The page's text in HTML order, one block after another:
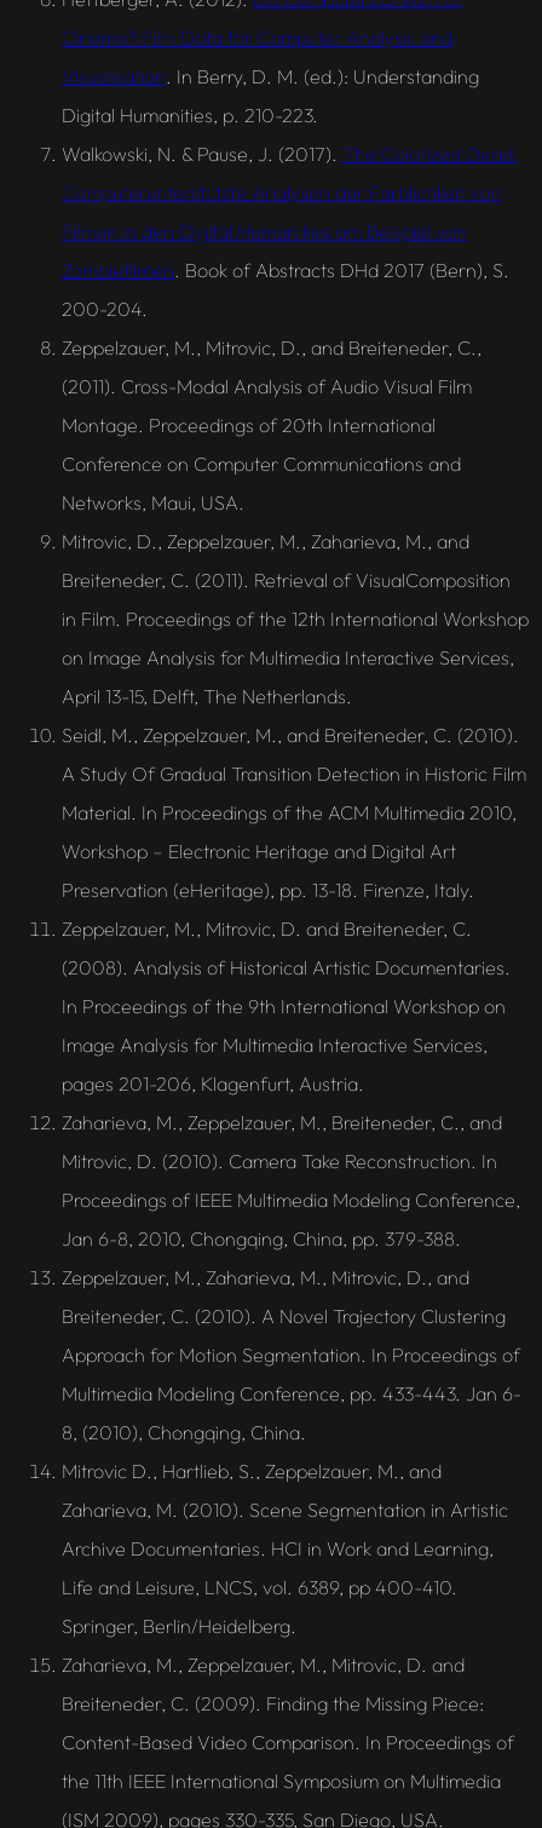
Cinema? Film Data for Computer Analysis and
Visualisation. In Berry, D. M. (ed.): Understanding
Digital Humanities, p. 210-223.
Walkowski, N. & Pause, J. (2017). The Colorized Dead:
Computerunterstützte Analysen der Farblichkeit von
Filmen in den Digital Humanities am Beispiel von
Zombiefilmen. Book of Abstracts DHd 2017 (Bern), S.
200-204.
Zeppelzauer, M., Mitrovic, D., and Breiteneder, C.,
(2011). Cross-Modal Analysis of Audio Visual Film
Montage. Proceedings of 20th International
Conference on Computer Communications and
Networks, Maui, USA.
Mitrovic, D., Zeppelzauer, M., Zaharieva, M., and
Breiteneder, C. (2011). Retrieval of VisualComposition
in Film. Proceedings of the 12th International Workshop
on Image Analysis for Multimedia Interactive Services,
April 13-15, Delft, The Netherlands.
Seidl, M., Zeppelzauer, M., and Breiteneder, C. (2010).
A Study Of Gradual Transition Detection in Historic Film
Material. In Proceedings of the ACM Multimedia 2010,
Workshop – Electronic Heritage and Digital Art
Preservation (eHeritage), pp. 13-18. Firenze, Italy.
Zeppelzauer, M., Mitrovic, D. and Breiteneder, C.
(2008). Analysis of Historical Artistic Documentaries.
In Proceedings of the 9th International Workshop on
Image Analysis for Multimedia Interactive Services,
pages 201-206, Klagenfurt, Austria.
Zaharieva, M., Zeppelzauer, M., Breiteneder, C., and
Mitrovic, D. (2010). Camera Take Reconstruction. In
Proceedings of IEEE Multimedia Modeling Conference,
Jan 6-8, 2010, Chongqing, China, pp. 379-388.
Zeppelzauer, M., Zaharieva, M., Mitrovic, D., and
Breiteneder, C. (2010). A Novel Trajectory Clustering
Approach for Motion Segmentation. In Proceedings of
Multimedia Modeling Conference, pp. 433-443. Jan 6-
8, (2010), Chongqing, China.
Mitrovic D., Hartlieb, S., Zeppelzauer, M., and
Zaharieva, M. (2010). Scene Segmentation in Artistic
Archive Documentaries. HCI in Work and Learning,
Life and Leisure, LNCS, vol. 6389, pp 400-410.
Springer, Berlin/Heidelberg.
Zaharieva, M., Zeppelzauer, M., Mitrovic, D. and
Breiteneder, C. (2009). Finding the Missing Piece:
Content-Based Video Comparison. In Proceedings of
the 11th IEEE International Symposium on Multimedia
(ISM 2009), pages 330-335, San Diego, USA.